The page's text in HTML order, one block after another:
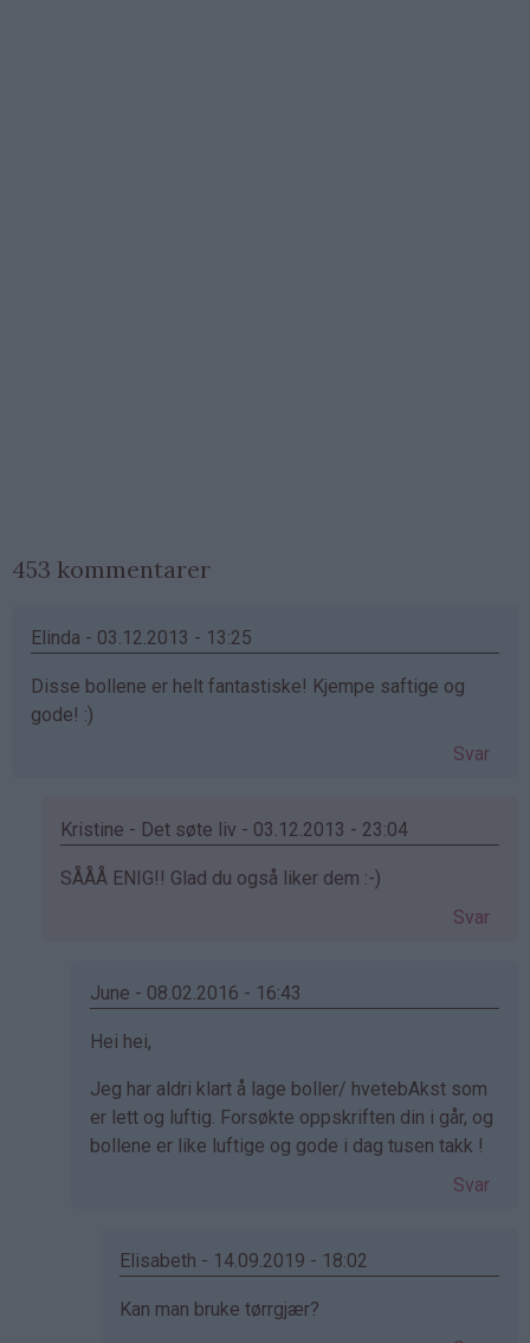
453 kommentarer
Elinda - 03.12.2013 - 13:25
Disse bollene er helt fantastiske! Kjempe saftige og
gode! :)
Svar
Kristine - Det søte liv - 03.12.2013 - 23:04
Som
Elinda
bekreftet)
SÅÅÅ ENIG!! Glad du også liker dem :-)
Svar
June - 08.02.2016 - 16:43
Som
på
av
Kristine
Hei hei,
Jeg har aldri klart å lage boller/ hvetebAkst som
er lett og luftig. Forsøkte oppskriften din i går, og
bollene er like luftige og gode i dag tusen takk !
Svar
Elisabeth - 14.09.2019 - 18:02
Som
Kan man bruke tørrgjær?